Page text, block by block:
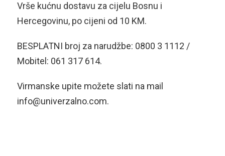
Vrše kućnu dostavu za cijelu Bosnu i
Hercegovinu, po cijeni od 10 KM.
BESPLATNI broj za narudžbe: 0800 3 1112 /
Mobitel: 061 317 614.
Virmanske upite možete slati na mail
info@univerzalno.com.